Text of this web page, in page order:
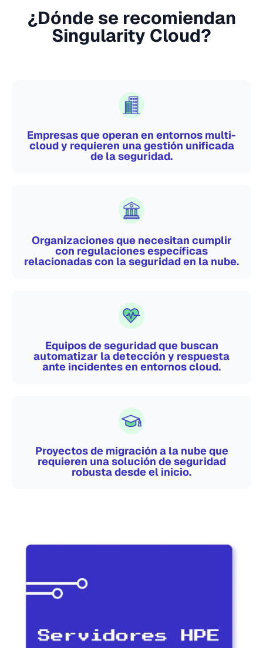
¿Dónde se recomiendan
Singularity Cloud?
Empresas que operan en entornos multi-
cloud y requieren una gestión unificada
de la seguridad.
Organizaciones que necesitan cumplir
con regulaciones específicas
relacionadas con la seguridad en la nube.
Equipos de seguridad que buscan
automatizar la detección y respuesta
ante incidentes en entornos cloud.
Proyectos de migración a la nube que
requieren una solución de seguridad
robusta desde el inicio.